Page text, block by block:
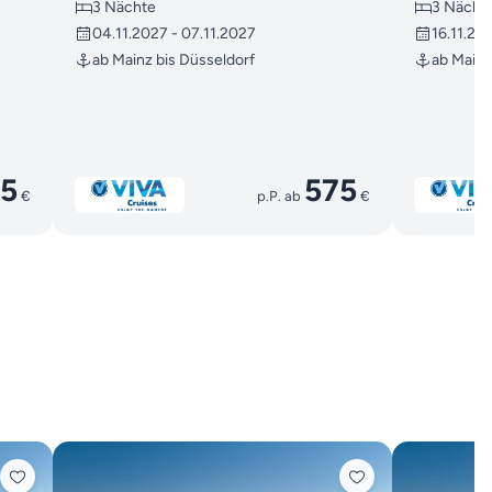
€
3 Nächte
04.11.2027 - 07.11.2027
ab Mainz bis Düsseldorf
p.P. ab 575 €
3
ab